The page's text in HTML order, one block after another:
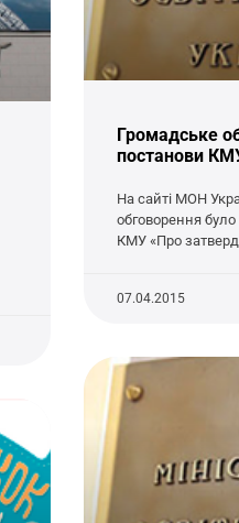
Громадське
постанови
На сайті МОН
обговорення
КМУ «Про
07.04.2015